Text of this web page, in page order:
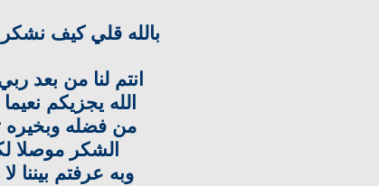
بالله قلي كيف
انتم لنا من بعد
الله يجزيكم نعيما
من فضله وبخيره
الشكر موصلا
وبه عرفتم بيننا لا